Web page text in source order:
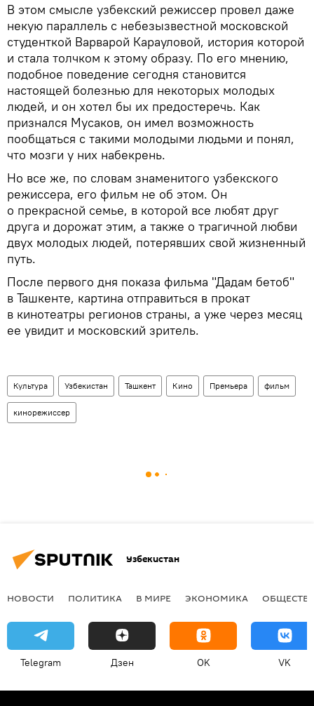
В этом смысле узбекский режиссер провел даже
некую параллель с небезызвестной московской
студенткой Варварой Карауловой, история которой
и стала толчком к этому образу. По его мнению,
подобное поведение сегодня становится
настоящей болезнью для некоторых молодых
людей, и он хотел бы их предостеречь. Как
признался Мусаков, он имел возможность
пообщаться с такими молодыми людьми и понял,
что мозги у них набекрень.
Но все же, по словам знаменитого узбекского
режиссера, его фильм не об этом. Он
о прекрасной семье, в которой все любят друг
друга и дорожат этим, а также о трагичной любви
двух молодых людей, потерявших свой жизненный
путь.
После первого дня показа фильма "Дадам бетоб"
в Ташкенте, картина отправиться в прокат
в кинотеатры регионов страны, а уже через месяц
ее увидит и московский зритель.
Культура Узбекистан Ташкент Кино Премьера фильм
кинорежиссер
Узбекистан
НОВОСТИ ПОЛИТИКА В МИРЕ ЭКОНОМИКА
Telegram Дзен OK VK